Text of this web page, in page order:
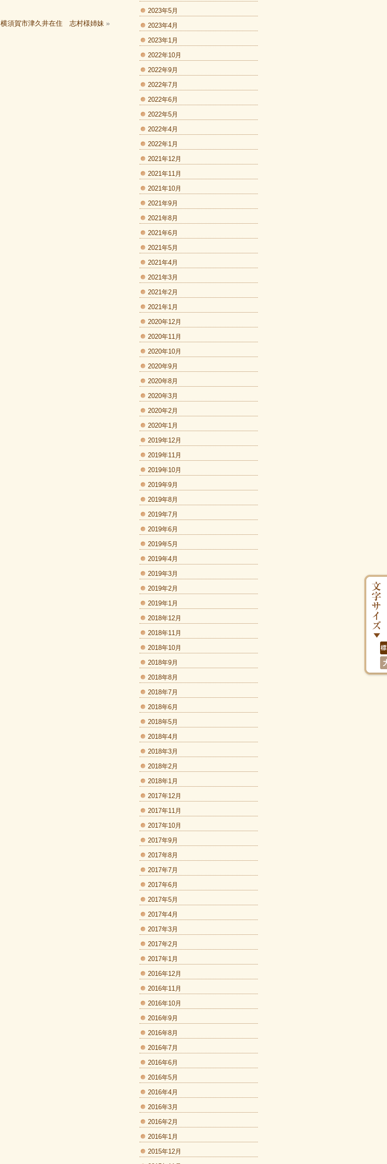
横須賀市津久井在住 志村様姉妹 »
2023年5月
2023年4月
2023年1月
2022年10月
2022年9月
2022年7月
2022年6月
2022年5月
2022年4月
2022年1月
2021年12月
2021年11月
2021年10月
2021年9月
2021年8月
2021年6月
2021年5月
2021年4月
2021年3月
2021年2月
2021年1月
2020年12月
2020年11月
2020年10月
2020年9月
2020年8月
2020年3月
2020年2月
2020年1月
2019年12月
2019年11月
2019年10月
2019年9月
2019年8月
2019年7月
2019年6月
2019年5月
2019年4月
2019年3月
2019年2月
2019年1月
2018年12月
2018年11月
2018年10月
2018年9月
2018年8月
2018年7月
2018年6月
2018年5月
2018年4月
2018年3月
2018年2月
2018年1月
2017年12月
2017年11月
2017年10月
2017年9月
2017年8月
2017年7月
2017年6月
2017年5月
2017年4月
2017年3月
2017年2月
2017年1月
2016年12月
2016年11月
2016年10月
2016年9月
2016年8月
2016年7月
2016年6月
2016年5月
2016年4月
2016年3月
2016年2月
2016年1月
2015年12月